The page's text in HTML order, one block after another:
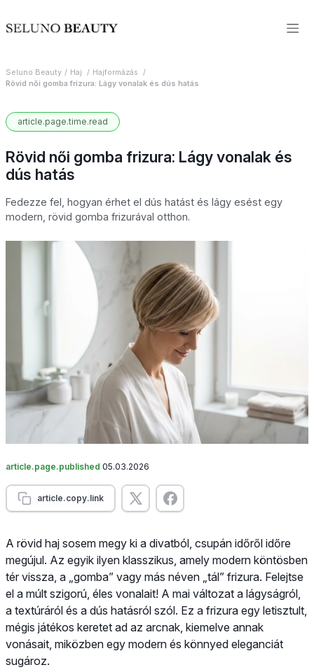
Seluno Beauty Haj
Hajformázás
Rövid női gomba frizura: Lágy vonalak és dús hatás
article.page.time.read
Rövid női gomba frizura: Lágy vonalak és
dús hatás
Fedezze fel, hogyan érhet el dús hatást és lágy esést egy
modern, rövid gomba frizurával otthon.
article.page.published 05.03.2026
article.copy.link
A rövid haj sosem megy ki a divatból, csupán időről időre
megújul. Az egyik ilyen klasszikus, amely modern köntösben
tér vissza, a „gomba” vagy más néven „tál” frizura. Felejtse
el a múlt szigorú, éles vonalait! A mai változat a lágyságról,
a textúráról és a dús hatásról szól. Ez a frizura egy letisztult,
mégis játékos keretet ad az arcnak, kiemelve annak
vonásait, miközben egy modern és könnyed eleganciát
sugároz.